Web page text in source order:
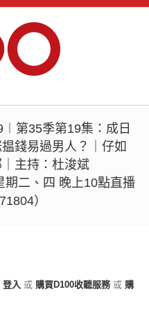
第35季第19集：成日
錢易過男人？｜仔如
主持：杜浚斌
期二、四 晚上10點直播
）
登入 或 購買D100收聽服務 或 購